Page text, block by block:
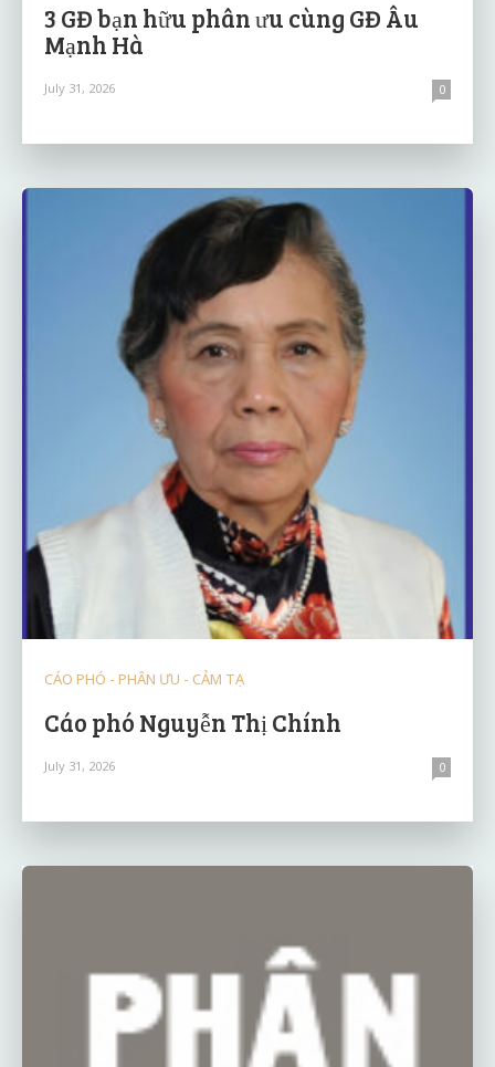
3 GĐ bạn hữu phân ưu cùng GĐ Âu
Mạnh Hà
July 31, 2026 0
CÁO PHÓ - PHÂN ƯU - CẢM TẠ
Cáo phó Nguyễn Thị Chính
July 31, 2026 0